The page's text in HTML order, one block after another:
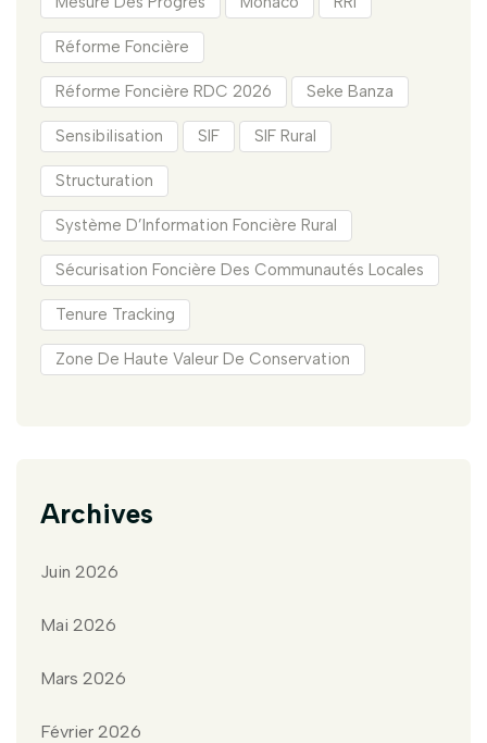
Réforme Foncière
Réforme Foncière RDC 2026 Seke Banza
Sensibilisation SIF SIF Rural
Structuration
Système D’Information Foncière Rural
Sécurisation Foncière Des Communautés Locales
Tenure Tracking
Zone De Haute Valeur De Conservation
Archives
Juin 2026
Mai 2026
Mars 2026
Février 2026